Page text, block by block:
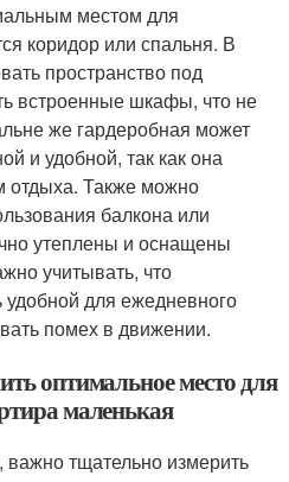
местом для
коридор или спальня. В
пространство под
встроенные шкафы, что не
же гардеробная может
и удобной, так как она
отдыха. Также можно
балкона или
утеплены и оснащены
учитывать, что
для ежедневного
помех в движении.
оптимальное место для
маленькая
тщательно измерить